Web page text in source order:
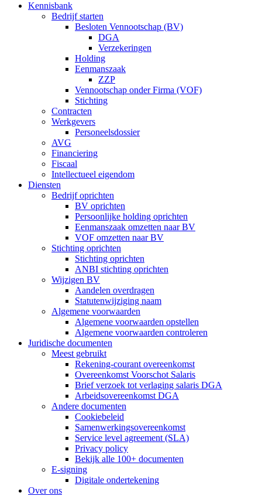
Kennisbank
Bedrijf starten
Besloten Vennootschap (BV)
DGA
Verzekeringen
Holding
Eenmanszaak
ZZP
Vennootschap onder Firma (VOF)
Stichting
Contracten
Werkgevers
Personeelsdossier
AVG
Financiering
Fiscaal
Intellectueel eigendom
Diensten
Bedrijf oprichten
BV oprichten
Persoonlijke holding oprichten
Eenmanszaak omzetten naar BV
VOF omzetten naar BV
Stichting oprichten
Stichting oprichten
ANBI stichting oprichten
Wijzigen BV
Aandelen overdragen
Statutenwijziging naam
Algemene voorwaarden
Algemene voorwaarden opstellen
Algemene voorwaarden controleren
Juridische documenten
Meest gebruikt
Rekening-courant overeenkomst
Overeenkomst Voorschot Salaris
Brief verzoek tot verlaging salaris DGA
Arbeidsovereenkomst DGA
Andere documenten
Cookiebeleid
Samenwerkingsovereenkomst
Service level agreement (SLA)
Privacy policy
Bekijk alle 100+ documenten
E-signing
Digitale ondertekening
Over ons